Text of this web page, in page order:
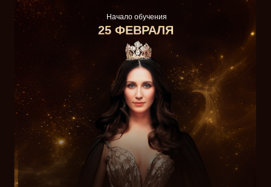
Начало обучения
25 ФЕВРАЛЯ